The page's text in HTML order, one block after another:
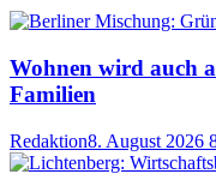
Wohnen wird auch
Familien
Redaktion8. August 2026